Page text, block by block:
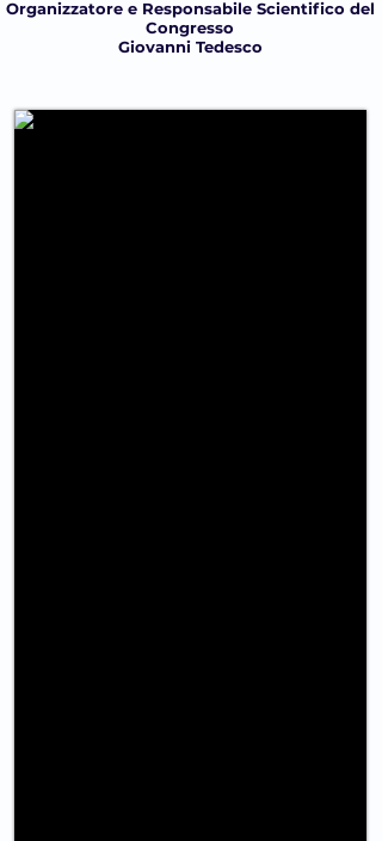
Organizzatore e Responsabile Scientifico del
Congresso
Giovanni Tedesco